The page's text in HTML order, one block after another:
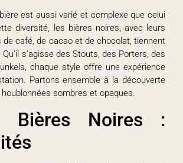
est aussi varié et complexe que celui
diversité, les bières noires, avec leurs
café, de cacao et de chocolat, tiennent
s’agisse des Stouts, des Porters, des
chaque style offre une expérience
Partons ensemble à la découverte
sombres et opaques.
Bières Noires :